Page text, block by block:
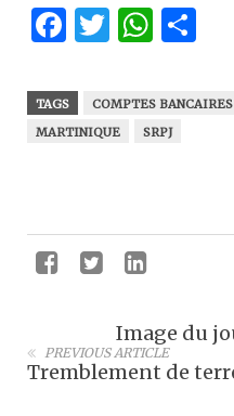
Facebook
Twitter
TAGS COMPTES BANCAIRES
MARTINIQUE
SRPJ
Image du
PREVIOUS ARTICLE
Tremblement de